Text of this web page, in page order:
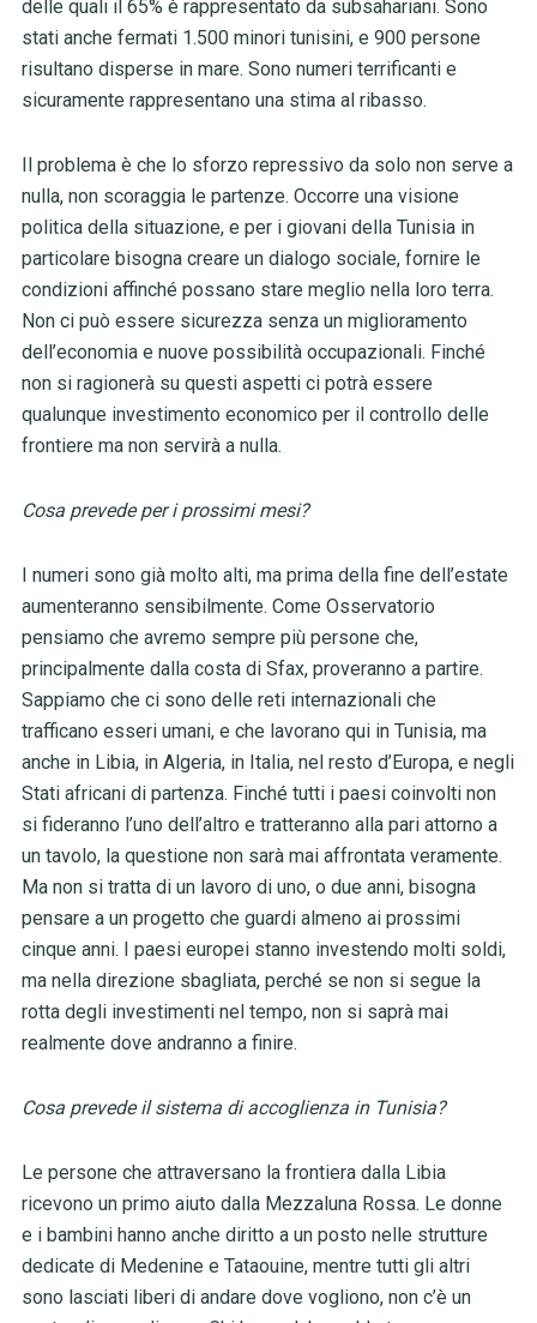
delle quali il 65% è rappresentato da subsahariani. Sono
stati anche fermati 1.500 minori tunisini, e 900 persone
risultano disperse in mare. Sono numeri terrificanti e
sicuramente rappresentano una stima al ribasso.
Il problema è che lo sforzo repressivo da solo non serve a
nulla, non scoraggia le partenze. Occorre una visione
politica della situazione, e per i giovani della Tunisia in
particolare bisogna creare un dialogo sociale, fornire le
condizioni affinché possano stare meglio nella loro terra.
Non ci può essere sicurezza senza un miglioramento
dell’economia e nuove possibilità occupazionali. Finché
non si ragionerà su questi aspetti ci potrà essere
qualunque investimento economico per il controllo delle
frontiere ma non servirà a nulla.
Cosa prevede per i prossimi mesi?
I numeri sono già molto alti, ma prima della fine dell’estate
aumenteranno sensibilmente. Come Osservatorio
pensiamo che avremo sempre più persone che,
principalmente dalla costa di Sfax, proveranno a partire.
Sappiamo che ci sono delle reti internazionali che
trafficano esseri umani, e che lavorano qui in Tunisia, ma
anche in Libia, in Algeria, in Italia, nel resto d’Europa, e negli
Stati africani di partenza. Finché tutti i paesi coinvolti non
si fideranno l’uno dell’altro e tratteranno alla pari attorno a
un tavolo, la questione non sarà mai affrontata veramente.
Ma non si tratta di un lavoro di uno, o due anni, bisogna
pensare a un progetto che guardi almeno ai prossimi
cinque anni. I paesi europei stanno investendo molti soldi,
ma nella direzione sbagliata, perché se non si segue la
rotta degli investimenti nel tempo, non si saprà mai
realmente dove andranno a finire.
Cosa prevede il sistema di accoglienza in Tunisia?
Le persone che attraversano la frontiera dalla Libia
ricevono un primo aiuto dalla Mezzaluna Rossa. Le donne
e i bambini hanno anche diritto a un posto nelle strutture
dedicate di Medenine e Tataouine, mentre tutti gli altri
sono lasciati liberi di andare dove vogliono, non c’è un